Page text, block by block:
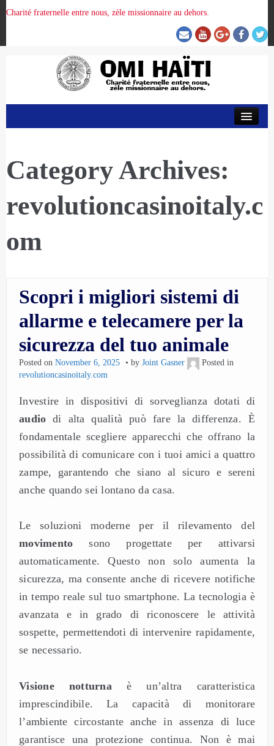
Charité fraternelle entre nous, zèle missionnaire au dehors.
ORGANISATION DE LA PROVINCE
PRÉSENCE OMI
Category Archives:
revolutioncasinoitaly.c
om
Scopri i migliori sistemi di
allarme e telecamere per la
sicurezza del tuo animale
Posted on November 6, 2025 by Joint Gasner
Posted in
revolutioncasinoitaly.com
Investire in dispositivi di sorveglianza dotati di
audio di alta qualità può fare la differenza. È
fondamentale scegliere apparecchi che offrano la
possibilità di comunicare con i tuoi amici a quattro
zampe, garantendo che siano al sicuro e sereni
anche quando sei lontano da casa.
Le soluzioni moderne per il rilevamento del
movimento sono progettate per attivarsi
automaticamente. Questo non solo aumenta la
sicurezza, ma consente anche di ricevere notifiche
in tempo reale sul tuo smartphone. La tecnologia è
avanzata e in grado di riconoscere le attività
sospette, permettendoti di intervenire rapidamente,
se necessario.
Visione notturna è un’altra caratteristica
imprescindibile. La capacità di monitorare
l’ambiente circostante anche in assenza di luce
garantisce una protezione continua. Non è mai